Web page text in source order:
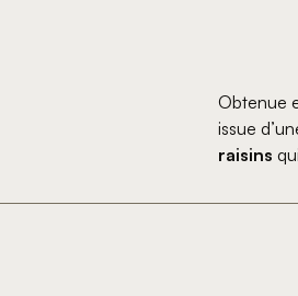
Obtenue
issue
raisins